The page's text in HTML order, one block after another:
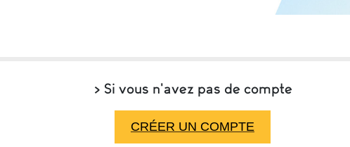
> Si vous n'avez pas de compte
CRÉER UN COMPTE